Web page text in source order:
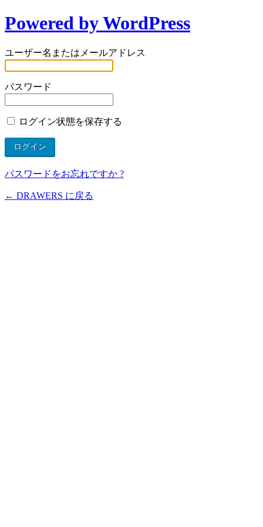
Powered by WordPress
ユーザー名またはメールアドレス
パスワード
ログイン状態を保存する
パスワードをお忘れですか ?
← DRAWERS に戻る